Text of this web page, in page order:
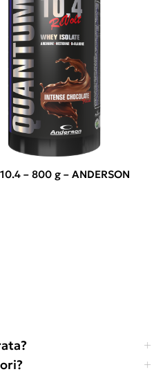
– 800 g – ANDERSON